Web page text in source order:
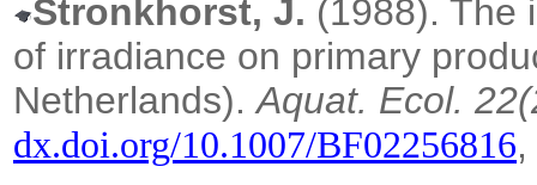
Stronkhorst, J. (1988). The
of irradiance on primary
Netherlands).Aquat. Ecol.
dx.doi.org/10.1007/BF02256816,